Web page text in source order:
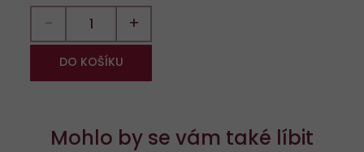
− +
DO KOŠÍKU
Mohlo by se vám také líbit